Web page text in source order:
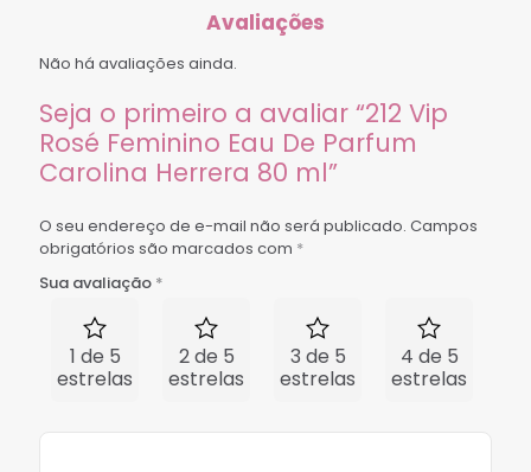
Avaliações
Não há avaliações ainda.
Seja o primeiro a avaliar “212 Vip
Rosé Feminino Eau De Parfum
Carolina Herrera 80 ml”
O seu endereço de e-mail não será publicado. Campos
obrigatórios são marcados com *
Sua avaliação *
1 de 5
estrelas
2 de 5
estrelas
3 de 5
estrelas
4 de 5
estrelas